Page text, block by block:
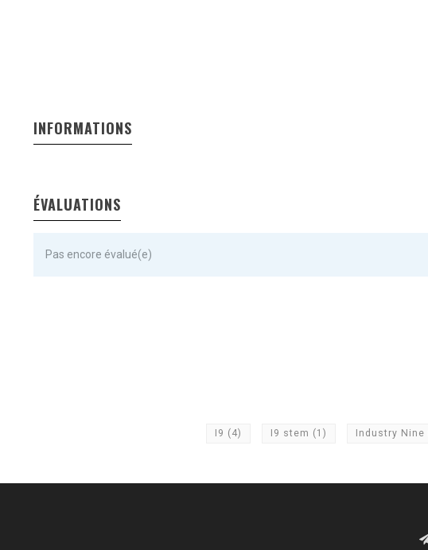
INFORMATIONS
ÉVALUATIONS
Pas encore évalué(e)
I9 (4) I9 stem (1) Industry Nine